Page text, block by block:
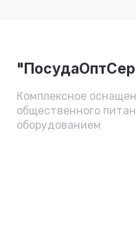
Комплексное
общественного
оборудованием